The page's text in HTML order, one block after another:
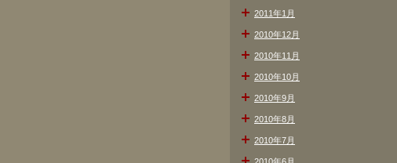
2011年1月
2010年12月
2010年11月
2010年10月
2010年9月
2010年8月
2010年7月